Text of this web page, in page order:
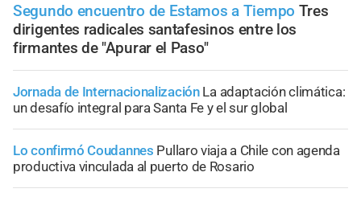
Segundo encuentro de Estamos a Tiempo Tres
dirigentes radicales santafesinos entre los
firmantes de "Apurar el Paso"
Jornada de Internacionalización La adaptación climática:
un desafío integral para Santa Fe y el sur global
Lo confirmó Coudannes Pullaro viaja a Chile con agenda
productiva vinculada al puerto de Rosario